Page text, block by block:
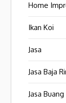
Home
Ikan Koi
Jasa
Jasa Baja
Jasa